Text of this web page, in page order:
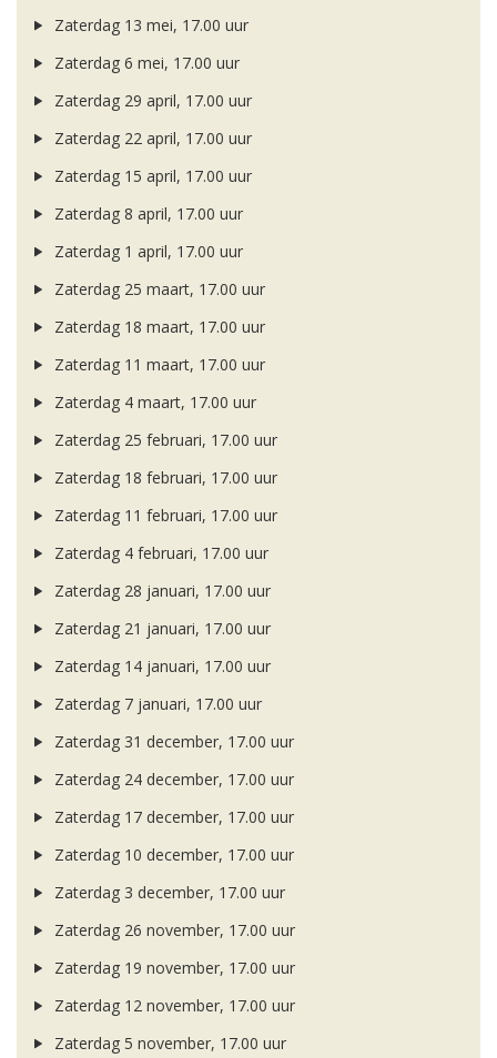
Zaterdag 13 mei, 17.00 uur
Zaterdag 6 mei, 17.00 uur
Zaterdag 29 april, 17.00 uur
Zaterdag 22 april, 17.00 uur
Zaterdag 15 april, 17.00 uur
Zaterdag 8 april, 17.00 uur
Zaterdag 1 april, 17.00 uur
Zaterdag 25 maart, 17.00 uur
Zaterdag 18 maart, 17.00 uur
Zaterdag 11 maart, 17.00 uur
Zaterdag 4 maart, 17.00 uur
Zaterdag 25 februari, 17.00 uur
Zaterdag 18 februari, 17.00 uur
Zaterdag 11 februari, 17.00 uur
Zaterdag 4 februari, 17.00 uur
Zaterdag 28 januari, 17.00 uur
Zaterdag 21 januari, 17.00 uur
Zaterdag 14 januari, 17.00 uur
Zaterdag 7 januari, 17.00 uur
Zaterdag 31 december, 17.00 uur
Zaterdag 24 december, 17.00 uur
Zaterdag 17 december, 17.00 uur
Zaterdag 10 december, 17.00 uur
Zaterdag 3 december, 17.00 uur
Zaterdag 26 november, 17.00 uur
Zaterdag 19 november, 17.00 uur
Zaterdag 12 november, 17.00 uur
Zaterdag 5 november, 17.00 uur